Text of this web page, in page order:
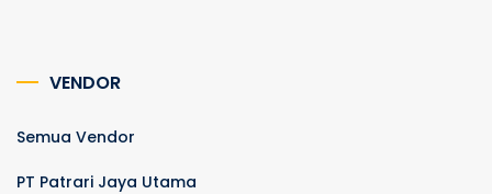
VENDOR
Semua Vendor
PT Patrari Jaya Utama